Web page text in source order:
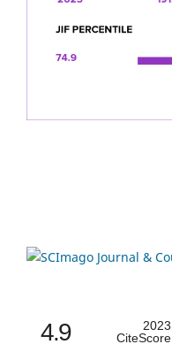
4.9
2023
CiteScore